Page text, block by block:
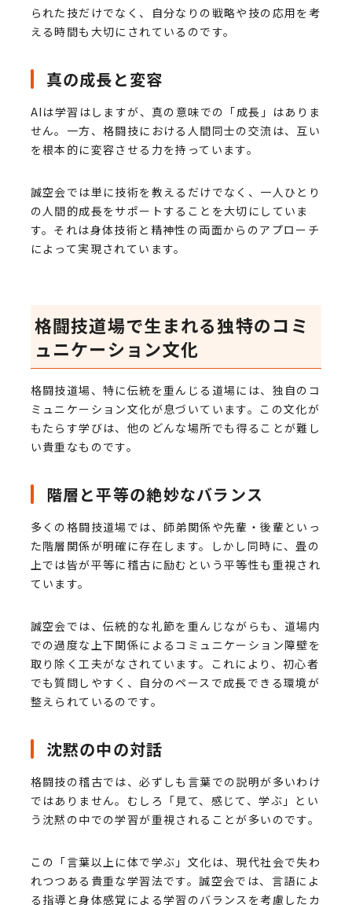
られた技だけでなく、自分なりの戦略や技の応用を考
える時間も大切にされているのです。
真の成長と変容
AIは学習はしますが、真の意味での「成長」はありま
せん。一方、格闘技における人間同士の交流は、互い
を根本的に変容させる力を持っています。
誠空会では単に技術を教えるだけでなく、一人ひとり
の人間的成長をサポートすることを大切にしていま
す。それは身体技術と精神性の両面からのアプローチ
によって実現されています。
格闘技道場で生まれる独特のコミ
ュニケーション文化
格闘技道場、特に伝統を重んじる道場には、独自のコ
ミュニケーション文化が息づいています。この文化が
もたらす学びは、他のどんな場所でも得ることが難し
い貴重なものです。
階層と平等の絶妙なバランス
多くの格闘技道場では、師弟関係や先輩・後輩といっ
た階層関係が明確に存在します。しかし同時に、畳の
上では皆が平等に稽古に励むという平等性も重視され
ています。
誠空会では、伝統的な礼節を重んじながらも、道場内
での過度な上下関係によるコミュニケーション障壁を
取り除く工夫がなされています。これにより、初心者
でも質問しやすく、自分のペースで成長できる環境が
整えられているのです。
沈黙の中の対話
格闘技の稽古では、必ずしも言葉での説明が多いわけ
ではありません。むしろ「見て、感じて、学ぶ」とい
う沈黙の中での学習が重視されることが多いのです。
この「言葉以上に体で学ぶ」文化は、現代社会で失わ
れつつある貴重な学習法です。誠空会では、言語によ
る指導と身体感覚による学習のバランスを考慮したカ